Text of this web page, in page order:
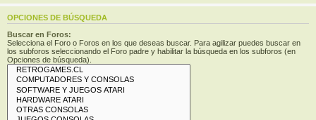
OPCIONES DE BÚSQUEDA
Buscar en Foros:
Selecciona el Foro o Foros en los que deseas buscar. Para agilizar puedes buscar en
los subforos seleccionando el Foro padre y habilitar la búsqueda en los subforos (en
Opciones de búsqueda).